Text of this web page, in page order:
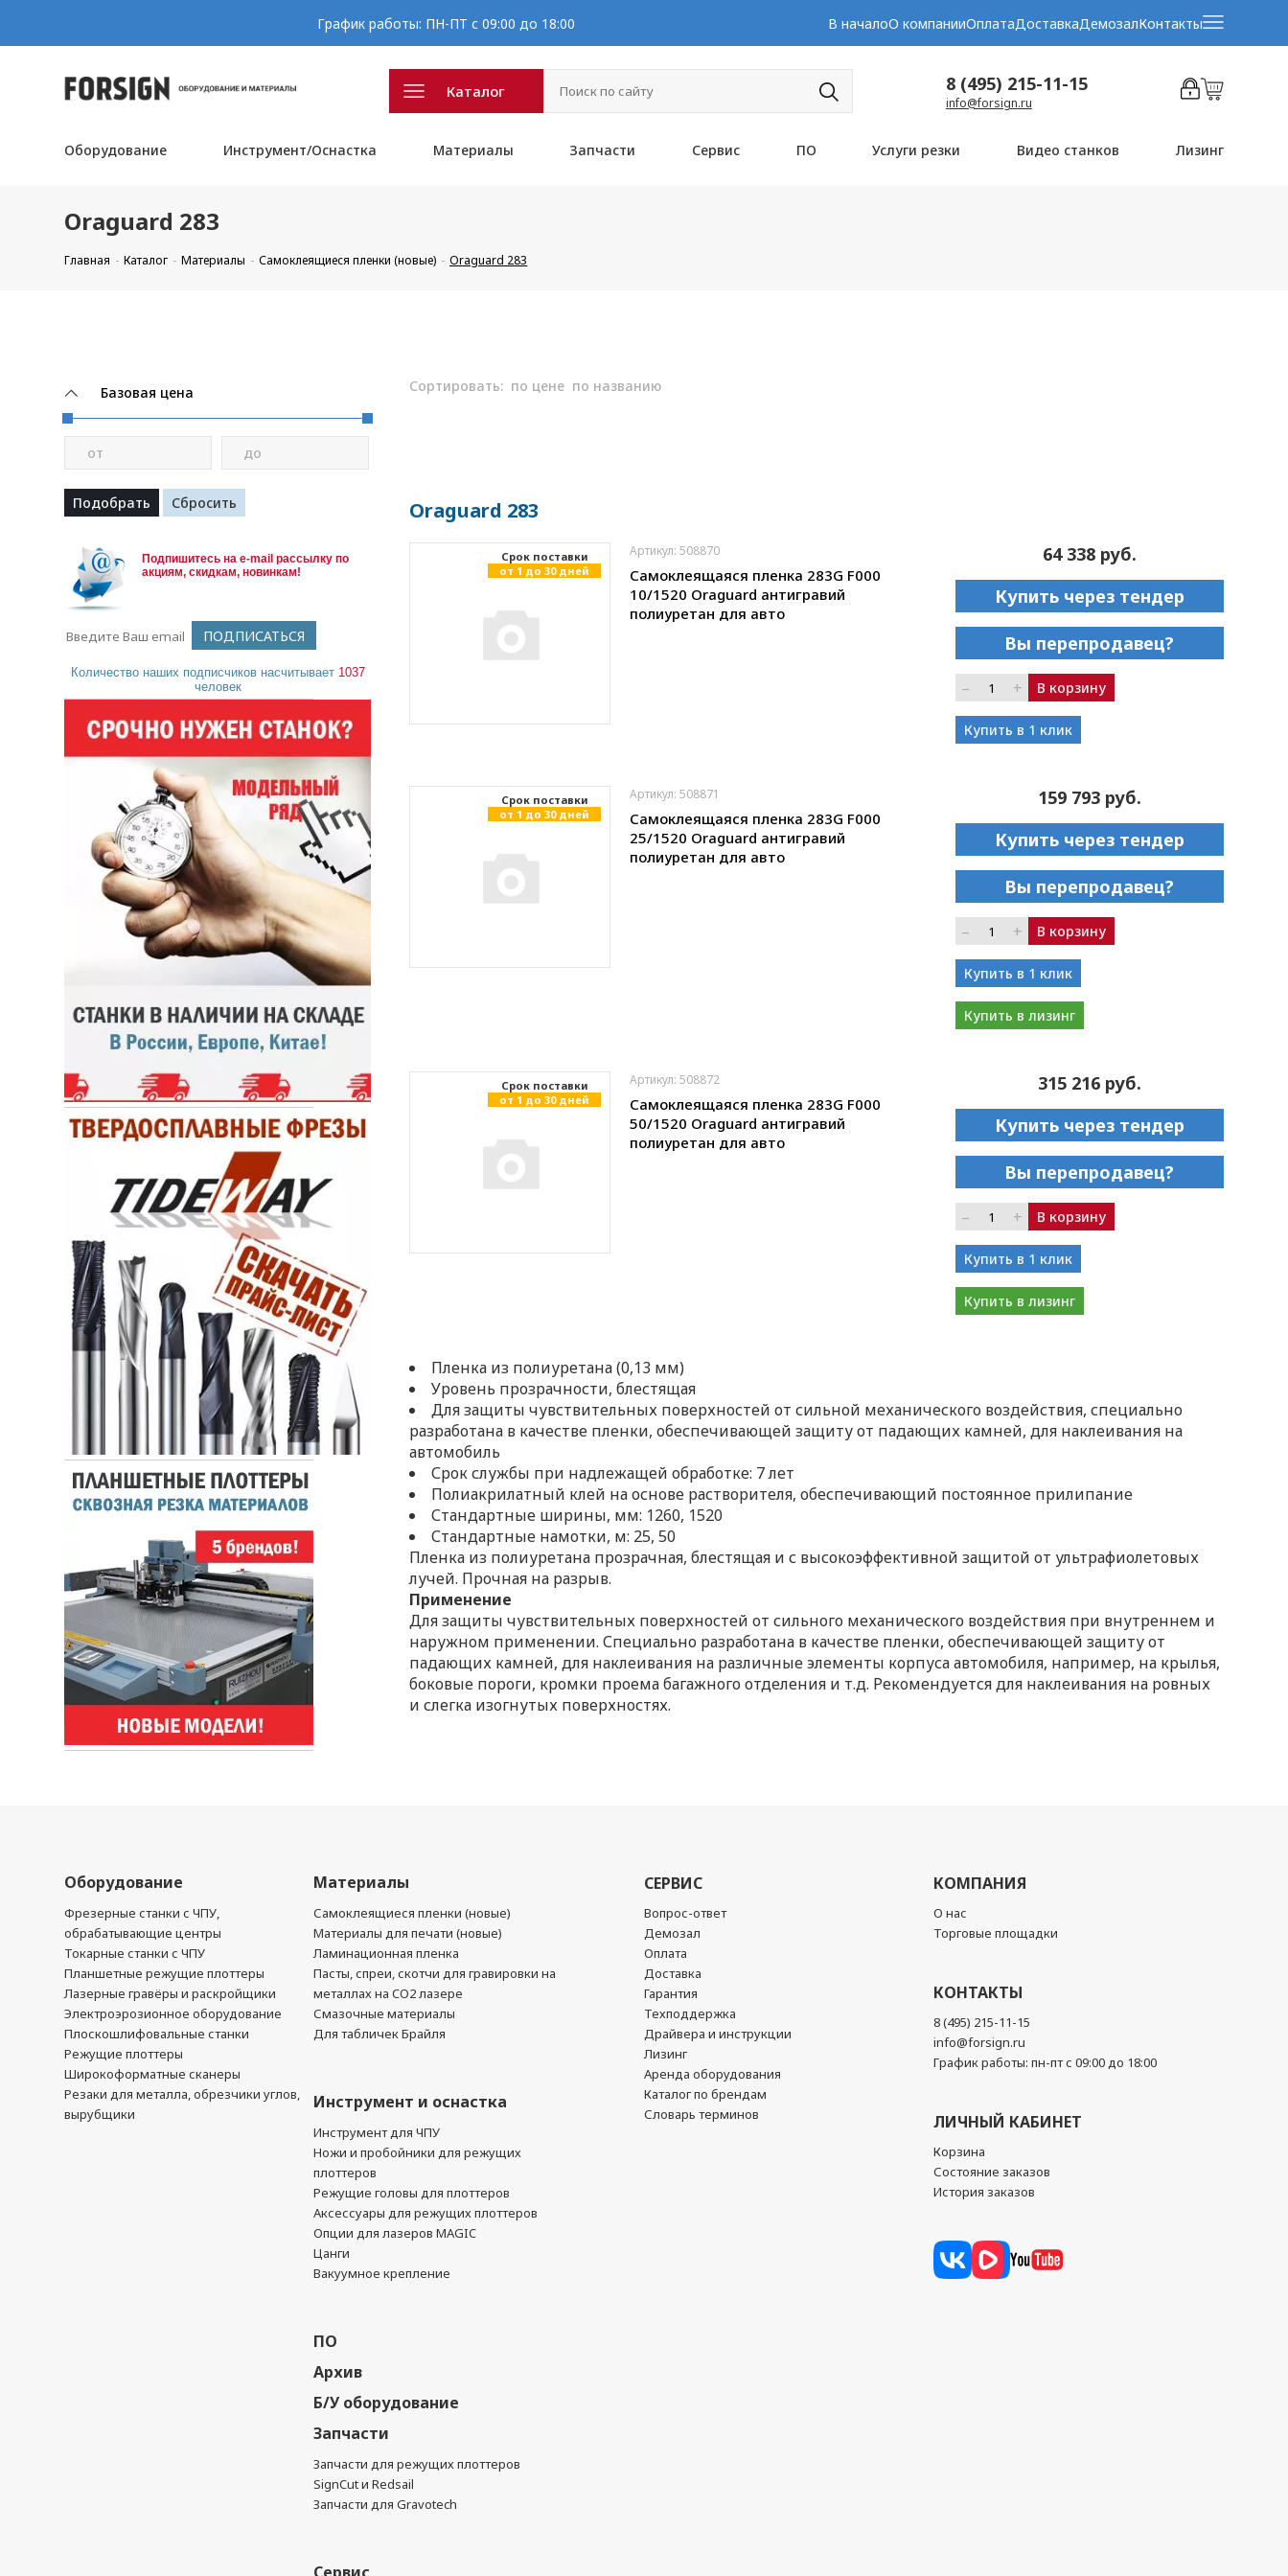
График работы: ПН-ПТ с 09:00 до 18:00 В началоО компанииОплатаДоставкаДемозалКонтакты
Каталог 8 (495) 215-11-15
info@forsign.ru
Оборудование Инструмент/Оснастка Материалы Запчасти Сервис ПО Услуги резки Видео станков Лизинг
Oraguard 283
Главная Каталог Материалы Самоклеящиеся пленки (новые) Oraguard 283
Базовая цена
от до
Подпишитесь на e-mail рассылку по
акциям, скидкам, новинкам!
Количество наших подписчиков насчитывает 1037
человек
Сортировать: по цене по названию
Oraguard 283
Cрок поставки
от 1 до 30 дней
Артикул: 508870
Самоклеящаяся пленка 283G F000
10/1520 Oraguard антигравий
полиуретан для авто
64 338 руб.
Купить через тендер
Вы перепродавец?
– + В корзину
Купить в 1 клик
Cрок поставки
от 1 до 30 дней
Артикул: 508871
Самоклеящаяся пленка 283G F000
25/1520 Oraguard антигравий
полиуретан для авто
159 793 руб.
Купить через тендер
Вы перепродавец?
– + В корзину
Купить в 1 клик
Купить в лизинг
Cрок поставки
от 1 до 30 дней
Артикул: 508872
Самоклеящаяся пленка 283G F000
50/1520 Oraguard антигравий
полиуретан для авто
315 216 руб.
Купить через тендер
Вы перепродавец?
– + В корзину
Купить в 1 клик
Купить в лизинг
Пленка из полиуретана (0,13 мм)
Уровень прозрачности, блестящая
Для защиты чувствительных поверхностей от сильной механического воздействия, специально
разработана в качестве пленки, обеспечивающей защиту от падающих камней, для наклеивания на
автомобиль
Срок службы при надлежащей обработке: 7 лет
Полиакрилатный клей на основе растворителя, обеспечивающий постоянное прилипание
Стандартные ширины, мм: 1260, 1520
Стандартные намотки, м: 25, 50
Пленка из полиуретана прозрачная, блестящая и с высокоэффективной защитой от ультрафиолетовых
лучей. Прочная на разрыв.
Применение
Для защиты чувствительных поверхностей от сильного механического воздействия при внутреннем и
наружном применении. Специально разработана в качестве пленки, обеспечивающей защиту от
падающих камней, для наклеивания на различные элементы корпуса автомобиля, например, на крылья,
боковые пороги, кромки проема багажного отделения и т.д. Рекомендуется для наклеивания на ровных
и слегка изогнутых поверхностях.
Оборудование
Фрезерные станки с ЧПУ,
обрабатывающие центры
Токарные станки с ЧПУ
Планшетные режущие плоттеры
Лазерные гравёры и раскройщики
Электроэрозионное оборудование
Плоскошлифовальные станки
Режущие плоттеры
Широкоформатные сканеры
Резаки для металла, обрезчики углов,
вырубщики
Материалы
Самоклеящиеся пленки (новые)
Материалы для печати (новые)
Ламинационная пленка
Пасты, спреи, скотчи для гравировки на
металлах на CO2 лазере
Смазочные материалы
Для табличек Брайля
Инструмент и оснастка
Инструмент для ЧПУ
Ножи и пробойники для режущих
плоттеров
Режущие головы для плоттеров
Аксессуары для режущих плоттеров
Опции для лазеров MAGIC
Цанги
Вакуумное крепление
ПО
Архив
Б/У оборудование
Запчасти
Запчасти для режущих плоттеров
SignCut и Redsail
Запчасти для Gravotech
СЕРВИС
Вопрос-ответ
Демозал
Оплата
Доставка
Гарантия
Техподдержка
Драйвера и инструкции
Лизинг
Аренда оборудования
Каталог по брендам
Словарь терминов
КОМПАНИЯ
О нас
Торговые площадки
КОНТАКТЫ
8 (495) 215-11-15
info@forsign.ru
График работы: пн-пт с 09:00 до 18:00
ЛИЧНЫЙ КАБИНЕТ
Корзина
Состояние заказов
История заказов